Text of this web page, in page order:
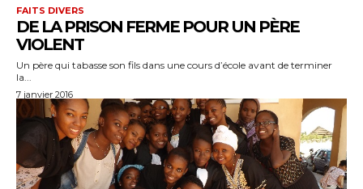
FAITS DIVERS
DE LA PRISON FERME POUR UN PÈRE
VIOLENT
Un père qui tabasse son fils dans une cours d’école avant de terminer
la...
7 janvier 2016